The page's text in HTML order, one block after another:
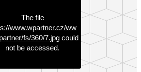
The file
www.wpartner.cz/ww
fs/360/7.jpg could
not be accessed.